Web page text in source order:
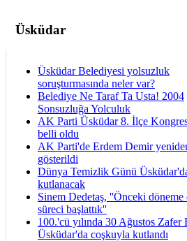
Üsküdar
Üsküdar Belediyesi yolsuzluk
soruşturmasında neler var?
Belediye Ne Taraf Ta Usta! 2004
Sonsuzluğa Yolculuk
AK Parti Üsküdar 8. İlçe
belli oldu
AK Parti'de Erdem Demir
gösterildi
Dünya Temizlik Günü
kutlanacak
Sinem Dedetaş, ''Önceki döneme
süreci başlattık''
100.'cü yılında 30 Ağustos Zafer
Üsküdar'da coşkuyla kutlandı